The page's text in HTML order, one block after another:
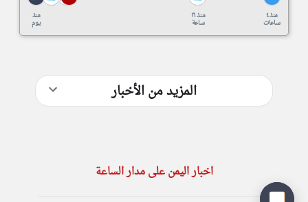
منذ
يوم
منذ ١٦
ساعة
منذ ٤
ساعات
المزيد من الأخبار
اخبار اليمن على مدار الساعة